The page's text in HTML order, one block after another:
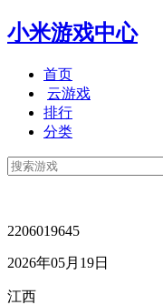
小米游戏中心
首页
云游戏
排行
分类
2206019645
2026年05月19日
江西